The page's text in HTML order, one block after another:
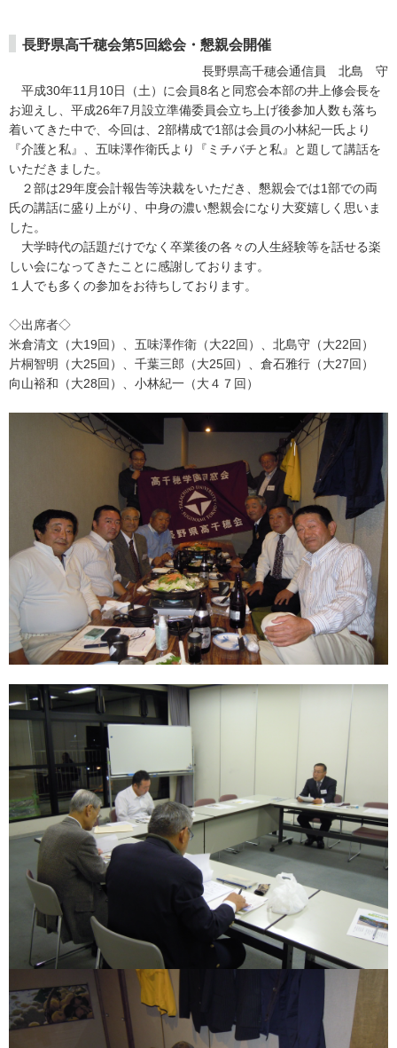
長野県高千穂会第5回総会・懇親会開催
長野県高千穂会通信員 北島 守
平成30年11月10日（土）に会員8名と同窓会本部の井上修会長を
お迎えし、平成26年7月設立準備委員会立ち上げ後参加人数も落ち
着いてきた中で、今回は、2部構成で1部は会員の小林紀一氏より
『介護と私』、五味澤作衛氏より『ミチバチと私』と題して講話を
いただきました。
２部は29年度会計報告等決裁をいただき、懇親会では1部での両
氏の講話に盛り上がり、中身の濃い懇親会になり大変嬉しく思いま
した。
大学時代の話題だけでなく卒業後の各々の人生経験等を話せる楽
しい会になってきたことに感謝しております。
１人でも多くの参加をお待ちしております。
◇出席者◇
米倉清文（大19回）、五味澤作衛（大22回）、北島守（大22回）
片桐智明（大25回）、千葉三郎（大25回）、倉石雅行（大27回）
向山裕和（大28回）、小林紀一（大４７回）